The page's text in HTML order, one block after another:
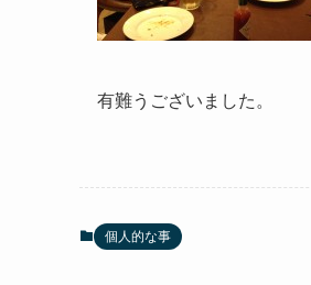
有難うございました。
個人的な事